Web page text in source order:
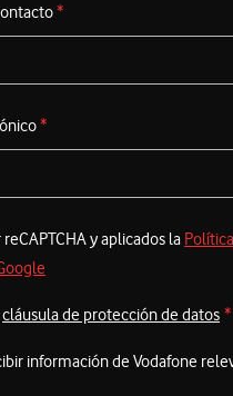
*
*
y aplicados la
cláusula de protección de datos *
información de Vodafone